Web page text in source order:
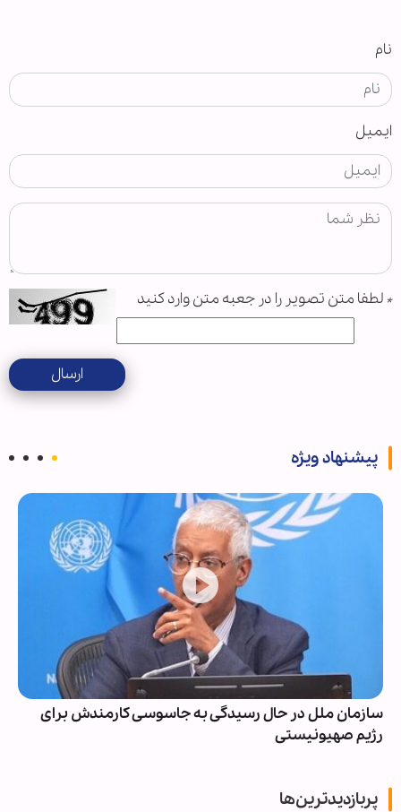
نام
ایمیل
* لطفا متن تصویر را در جعبه متن وارد کنید
ارسال
پیشنهاد ویژه
سازمان ملل در حال رسیدگی به جاسوسی کارمندش برای
رژیم صهیونیستی
پربازدیدترین‌ها